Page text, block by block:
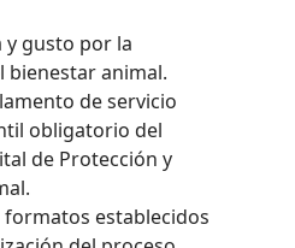
y gusto por la
bienestar animal.
de servicio
obligatorio del
de Protección y
establecidos